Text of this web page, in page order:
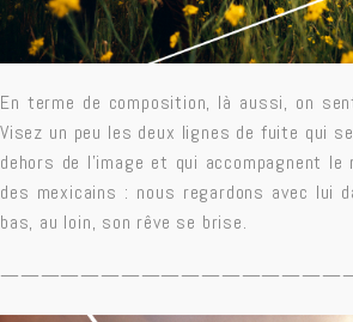
En terme de composition, là aussi, on
Visez un peu les deux lignes de fuite qui
dehors de l’image et qui accompagnent le
des mexicains : nous regardons avec lui
bas, au loin, son rêve se brise.